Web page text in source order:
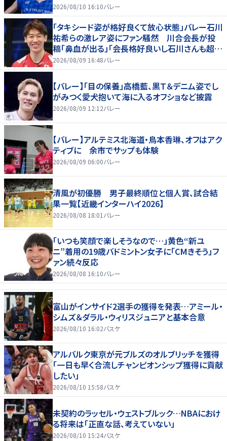
2026/08/10 16:10バレー
「タキシード姿が格好良くて放心状態」バレー石川
祐希らの激レア姿にファン騒然 川合会長が投
稿「鼻血が出る」「会長格好良いし石川さんも超格
好いい」
2026/08/09 16:48バレー
【バレー】「目の保養」高橋藍、黒Ｔ＆デニム姿でし
がみつく愛犬抱いて海に入るオフショなど披露
2026/08/09 12:12バレー
【バレー】アルテミス北海道・鳥本香琳、オフはアク
ティブに 余市でサップも体験
2026/08/09 06:00バレー
清風が初優勝 男子最終順位と個人賞、試合結
果一覧【近畿インターハイ2026】
2026/08/08 18:01 バレー
「いつも笑顔で楽しそうなので…」黄色“新ユ
ニ”着用の19歳バドミントン女子に「CMきそう」フ
ァン続々反応
2026/08/08 16:10バレー
富山がインサイド2選手の獲得を発表…アミール・
シムズ＆ダラル・ウィリスジュニアと基本合意
2026/08/10 16:02バスケ
アルバルク東京が元ブルズのオルブリッチを獲得
「一日も早く合流しチャンピオンシップ獲得に貢献
したい」
2026/08/10 15:58バスケ
未契約のラッセル・ウェストブルック…NBAにおけ
る将来は「正直な話、考えていない」
2026/08/10 15:24バスケ